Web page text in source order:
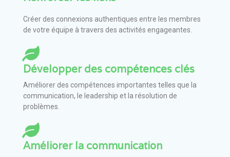
Créer des connexions authentiques entre les membres
de votre équipe à travers des activités engageantes.
Développer des compétences clés
Améliorer des compétences importantes telles que la
communication, le leadership et la résolution de
problèmes.
Améliorer la communication